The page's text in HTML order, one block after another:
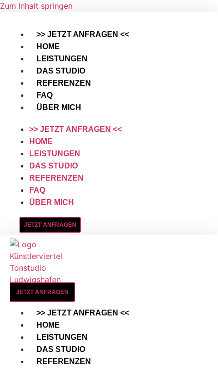
Zum Inhalt springen
>> JETZT ANFRAGEN <<
HOME
LEISTUNGEN
DAS STUDIO
REFERENZEN
FAQ
ÜBER MICH
>> JETZT ANFRAGEN <<
HOME
LEISTUNGEN
DAS STUDIO
REFERENZEN
FAQ
ÜBER MICH
JETZT ANFRAGEN
JETZT ANFRAGEN
>> JETZT ANFRAGEN <<
HOME
LEISTUNGEN
DAS STUDIO
REFERENZEN